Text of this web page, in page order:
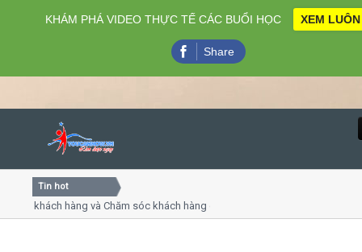
Close
Tin hot
hàng và Chăm sóc khách hàng chuyên nghiệp
KHÁM PHÁ VIDEO THỰC TẾ CÁC BUỔI HỌC XEM LUÔN
Share